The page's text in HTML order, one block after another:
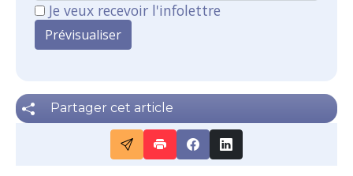
Je veux recevoir l'infolettre
Partager cet article